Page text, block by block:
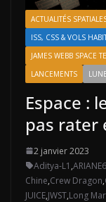
ACTUALITÉS
ISS, CSS & VOLS
JAMES WEBB SPACE
LANCEMENTS
LUNE
Espace :
pas rater
2 janvier 2023
Aditya-L1 ,ARIANE6
Chine,Crew Dragon,
JUICE,JWST,Long